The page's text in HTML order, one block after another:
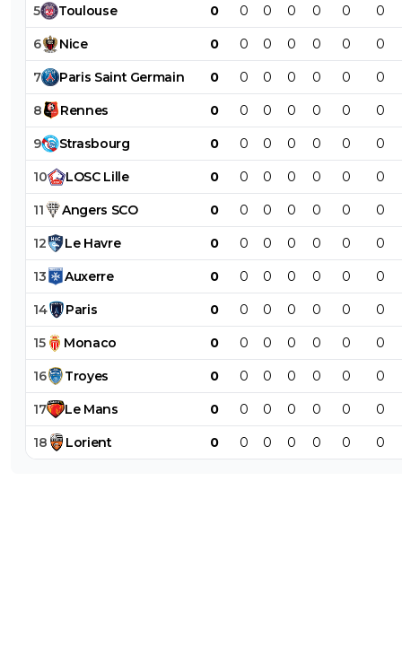
5 Toulouse 0 0 0 0 0 0 0
6 Nice 0 0 0 0 0 0 0
7 Paris Saint Germain 0 0 0 0 0 0 0
8 Rennes 0 0 0 0 0 0 0
9 Strasbourg 0 0 0 0 0 0 0
10 LOSC Lille 0 0 0 0 0 0 0
11 Angers SCO 0 0 0 0 0 0 0
12 Le Havre 0 0 0 0 0 0 0
13 Auxerre 0 0 0 0 0 0 0
14 Paris 0 0 0 0 0 0 0
15 Monaco 0 0 0 0 0 0 0
16 Troyes 0 0 0 0 0 0 0
17 Le Mans 0 0 0 0 0 0 0
18 Lorient 0 0 0 0 0 0 0